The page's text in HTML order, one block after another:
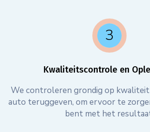
Kwaliteitscontrole en
We controleren grondig op
auto teruggeven, om ervoor te
bent met het